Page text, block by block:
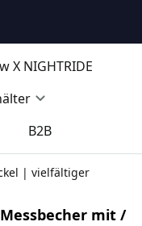
X NIGHTRIDE
B2B
| vielfältiger
mit /